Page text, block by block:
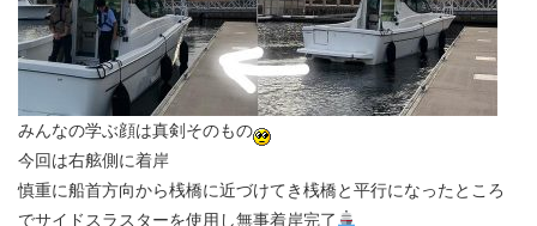
みんなの学ぶ顔は真剣そのもの
今回は右舷側に着岸
慎重に船首方向から桟橋に近づけてき桟橋と平行になったところ
でサイドスラスターを使用し無事着岸完了